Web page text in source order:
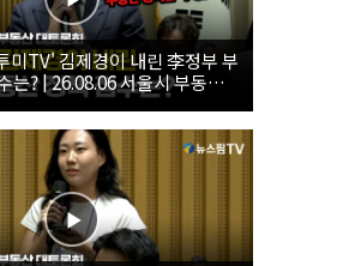
TV' 김제경이 내린 李정부 부
는? | 26.08.06 서울시 부동산